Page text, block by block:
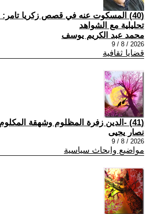
(40) المسكوت عنه في قصص زكريا تامر:
تحليلية مع الشواهد
محمد عبد الكريم يوسف
2026 / 8 / 9
قضايا ثقافية
(41) -الدين زفرة المظلوم وشهقة المكلوم-[1]
نصار يحيى
2026 / 8 / 9
مواضيع وابحاث سياسية